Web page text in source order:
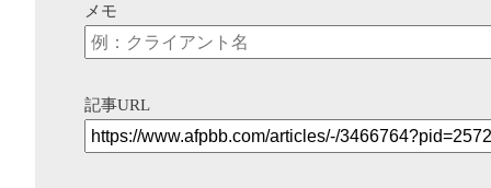
メモ
記事URL